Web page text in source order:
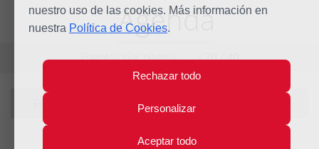
nuestro uso de las cookies. Más información en
nuestra Política de Cookies.
Rechazar todo
Personalizar
Aceptar todo
Agenda
Eventos por página:10/20/40
Familia Dominicana